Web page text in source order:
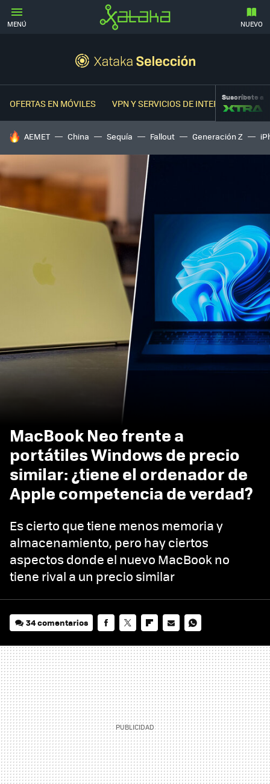
MENÚ NUEVO
OFERTAS EN MÓVILES VPN Y SERVICIOS DE INTERNETSuscríbete a
HOY SE HABLA DE
AEMET China Sequía Fallout Generación Z
MacBook Neo frente a
portátiles Windows de precio
similar: ¿tiene el ordenador de
Apple competencia de verdad?
Es cierto que tiene menos memoria y
almacenamiento, pero hay ciertos
aspectos donde el nuevo MacBook no
tiene rival a un precio similar
34 comentarios
MAIL